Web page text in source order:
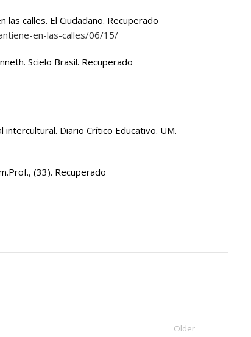
las calles. El Ciudadano. Recuperado
en-las-calles/06/15/
Scielo Brasil. Recuperado
intercultural. Diario Crítico Educativo. UM.
, (33). Recuperado
Older